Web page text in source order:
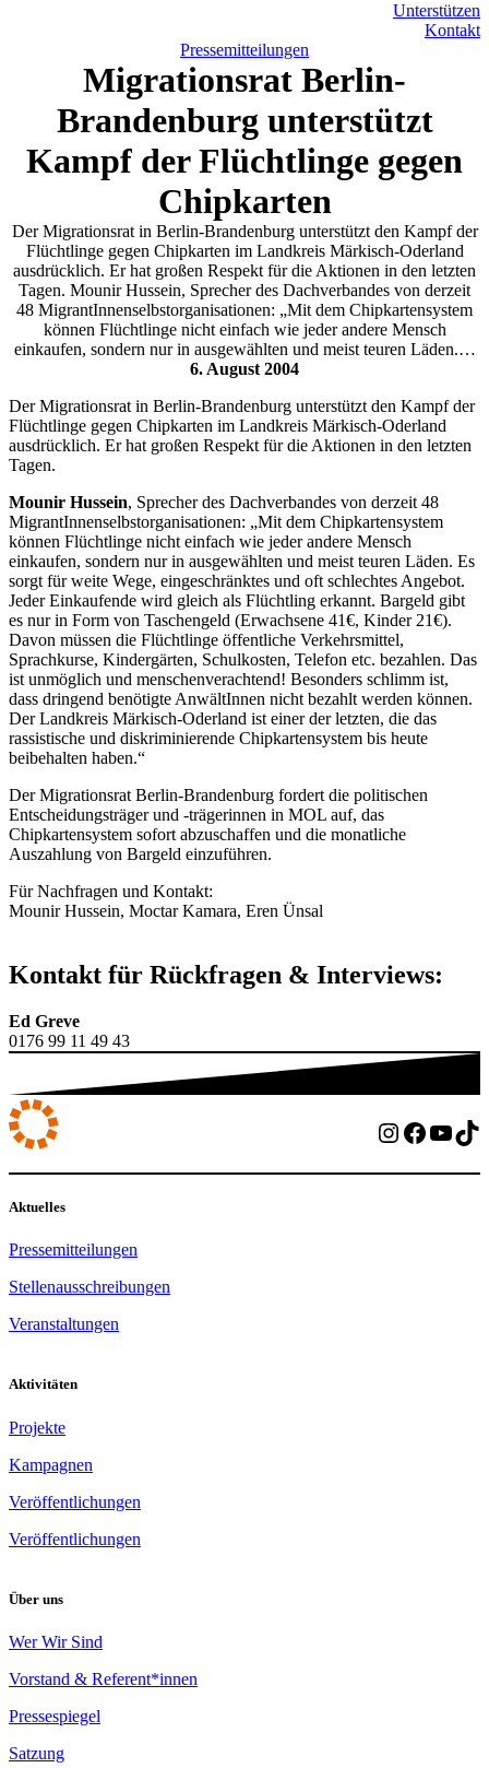
Unterstützen
Kontakt
Pressemitteilungen
Migrationsrat Berlin-
Brandenburg unterstützt
Kampf der Flüchtlinge gegen
Chipkarten
Der Migrationsrat in Berlin-Brandenburg unterstützt den Kampf der
Flüchtlinge gegen Chipkarten im Landkreis Märkisch-Oderland
ausdrücklich. Er hat großen Respekt für die Aktionen in den letzten
Tagen. Mounir Hussein, Sprecher des Dachverbandes von derzeit
48 MigrantInnenselbstorganisationen: „Mit dem Chipkartensystem
können Flüchtlinge nicht einfach wie jeder andere Mensch
einkaufen, sondern nur in ausgewählten und meist teuren Läden.…
6. August 2004
Der Migrationsrat in Berlin-Brandenburg unterstützt den Kampf der
Flüchtlinge gegen Chipkarten im Landkreis Märkisch-Oderland
ausdrücklich. Er hat großen Respekt für die Aktionen in den letzten
Tagen.
Mounir Hussein, Sprecher des Dachverbandes von derzeit 48
MigrantInnenselbstorganisationen: „Mit dem Chipkartensystem
können Flüchtlinge nicht einfach wie jeder andere Mensch
einkaufen, sondern nur in ausgewählten und meist teuren Läden. Es
sorgt für weite Wege, eingeschränktes und oft schlechtes Angebot.
Jeder Einkaufende wird gleich als Flüchtling erkannt. Bargeld gibt
es nur in Form von Taschengeld (Erwachsene 41€, Kinder 21€).
Davon müssen die Flüchtlinge öffentliche Verkehrsmittel,
Sprachkurse, Kindergärten, Schulkosten, Telefon etc. bezahlen. Das
ist unmöglich und menschenverachtend! Besonders schlimm ist,
dass dringend benötigte AnwältInnen nicht bezahlt werden können.
Der Landkreis Märkisch-Oderland ist einer der letzten, die das
rassistische und diskriminierende Chipkartensystem bis heute
beibehalten haben.“
Der Migrationsrat Berlin-Brandenburg fordert die politischen
Entscheidungsträger und -trägerinnen in MOL auf, das
Chipkartensystem sofort abzuschaffen und die monatliche
Auszahlung von Bargeld einzuführen.
Für Nachfragen und Kontakt:
Mounir Hussein, Moctar Kamara, Eren Ünsal
Kontakt für Rückfragen & Interviews:
Ed Greve
0176 99 11 49 43
Instagram
Aktuelles
Pressemitteilungen
Stellenausschreibungen
Veranstaltungen
Aktivitäten
Projekte
Kampagnen
Veröffentlichungen
Veröffentlichungen
Über uns
Wer Wir Sind
Vorstand & Referent*innen
Pressespiegel
Satzung